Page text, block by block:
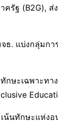
รัฐ (B2G), ส่
ธ. แบ่งกลุ่มกา
กษะเฉพาะทา
เน้นทักษะแห่ง